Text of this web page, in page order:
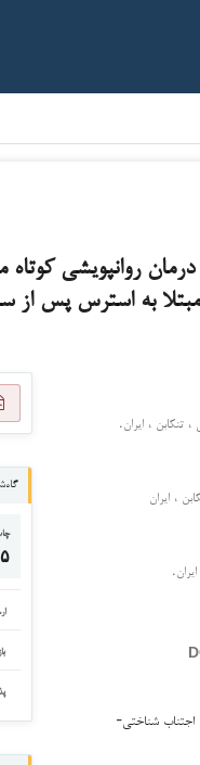
روانپویشی کوتاه
به استرس پس از
تنکابن ، ایران.
، ایران
شناختی-